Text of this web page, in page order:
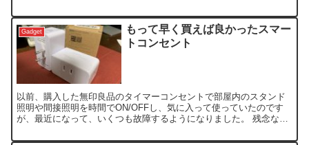
Gadget
もって早く買えば良かったスマー
トコンセント
以前、購入した無印良品のタイマーコンセントで部屋内のスタンド
照明や間接照明を時間でON/OFFし、気に入って使っていたのです
が、最近になって、いくつも故障するようになりました。 残念なが